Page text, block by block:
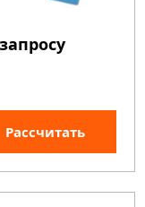
Рассчитать